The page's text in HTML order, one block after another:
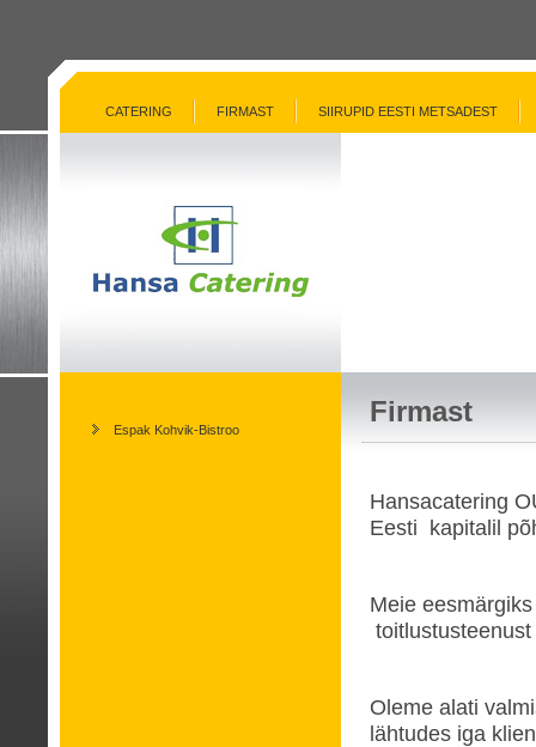
CATERING FIRMAST SIIRUPID EESTI METSADEST
Espak Kohvik-Bistroo
Firmast
Hansacatering
Eesti kapitalil
Meie
Oleme alati
lähtudes iga